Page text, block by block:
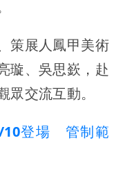
策展人鳳甲美術
璇、吳思嶔，赴
交流互動。
10登場 管制範